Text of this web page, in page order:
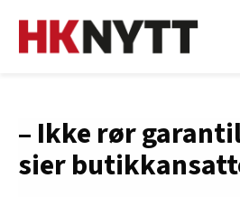
– Ikke rør
sier